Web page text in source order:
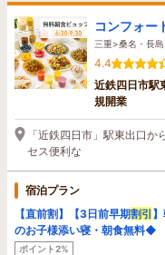
コンフォー
三重>桑名・長
4.4
近鉄四日市
規開業
「近鉄四日市」駅東出口
セス便利な
宿泊プラン
【直前割】【3日前早期割引
のお子様添い寝・朝食無料◆
ポイント2%